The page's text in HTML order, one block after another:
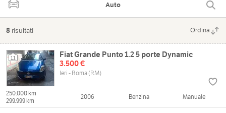
Auto
8 risultati Ordina
11
Fiat Grande Punto 1.2 5 porte Dynamic
3.500 €
Ieri - Roma (RM)
250.000 km
299.999 km
2006 Benzina Manuale